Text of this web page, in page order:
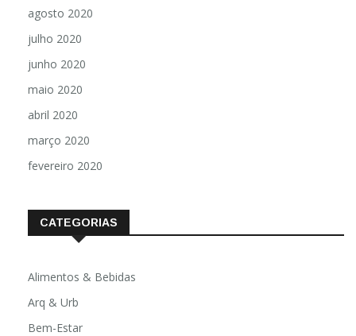
agosto 2020
julho 2020
junho 2020
maio 2020
abril 2020
março 2020
fevereiro 2020
CATEGORIAS
Alimentos & Bebidas
Arq & Urb
Bem-Estar